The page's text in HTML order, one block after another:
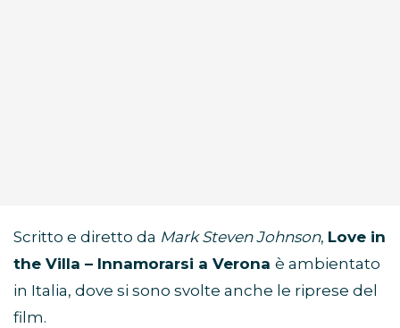
Scritto e diretto da Mark Steven Johnson, Love in
the Villa – Innamorarsi a Verona è ambientato
in Italia, dove si sono svolte anche le riprese del
film.